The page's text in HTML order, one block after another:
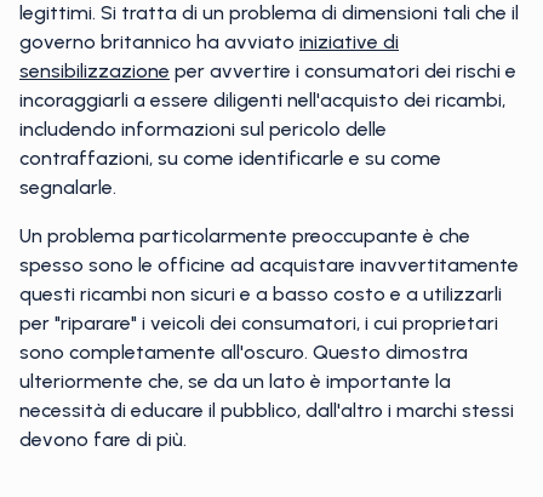
legittimi. Si tratta di un problema di dimensioni tali che il
governo britannico ha avviato iniziative di
sensibilizzazione per avvertire i consumatori dei rischi e
incoraggiarli a essere diligenti nell'acquisto dei ricambi,
includendo informazioni sul pericolo delle
contraffazioni, su come identificarle e su come
segnalarle.
Un problema particolarmente preoccupante è che
spesso sono le officine ad acquistare inavvertitamente
questi ricambi non sicuri e a basso costo e a utilizzarli
per "riparare" i veicoli dei consumatori, i cui proprietari
sono completamente all'oscuro. Questo dimostra
ulteriormente che, se da un lato è importante la
necessità di educare il pubblico, dall'altro i marchi stessi
devono fare di più.